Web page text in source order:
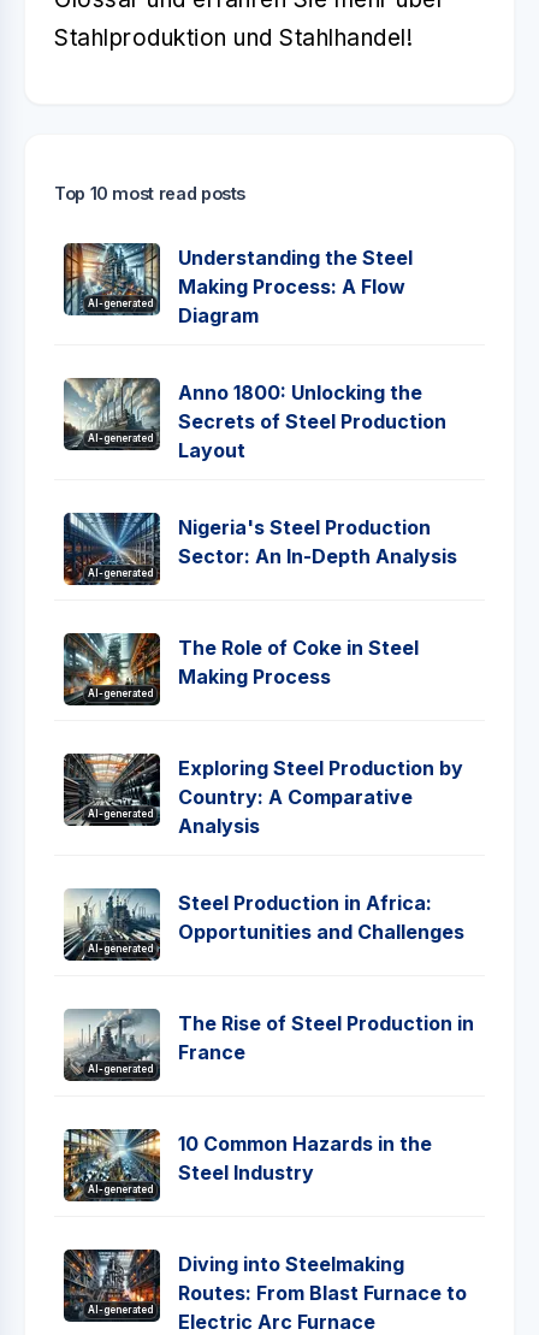
Stahlproduktion und Stahlhandel!
Top 10 most read posts
AI-generated
Understanding the Steel
Making Process: A Flow
Diagram
AI-generated
Anno 1800: Unlocking the
Secrets of Steel Production
Layout
AI-generated
Nigeria's Steel Production
Sector: An In-Depth Analysis
AI-generated
The Role of Coke in Steel
Making Process
AI-generated
Exploring Steel Production by
Country: A Comparative
Analysis
AI-generated
Steel Production in Africa:
Opportunities and Challenges
AI-generated
The Rise of Steel Production in
France
AI-generated
10 Common Hazards in the
Steel Industry
AI-generated
Diving into Steelmaking
Routes: From Blast Furnace to
Electric Arc Furnace